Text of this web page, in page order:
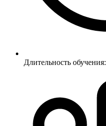
Длительность обучения: